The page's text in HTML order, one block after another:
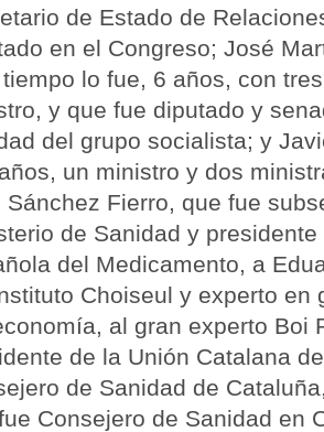
de Estado de
en el Congreso; José
lo fue, 6 años, con
y que fue diputado y
del grupo socialista; y
un ministro y dos
Sánchez Fierro, que fue
de Sanidad y
del Medicamento, a
Choiseul y experto en
al gran experto Boi
de la Unión Catalana
de Sanidad de
Consejero de Sanidad en